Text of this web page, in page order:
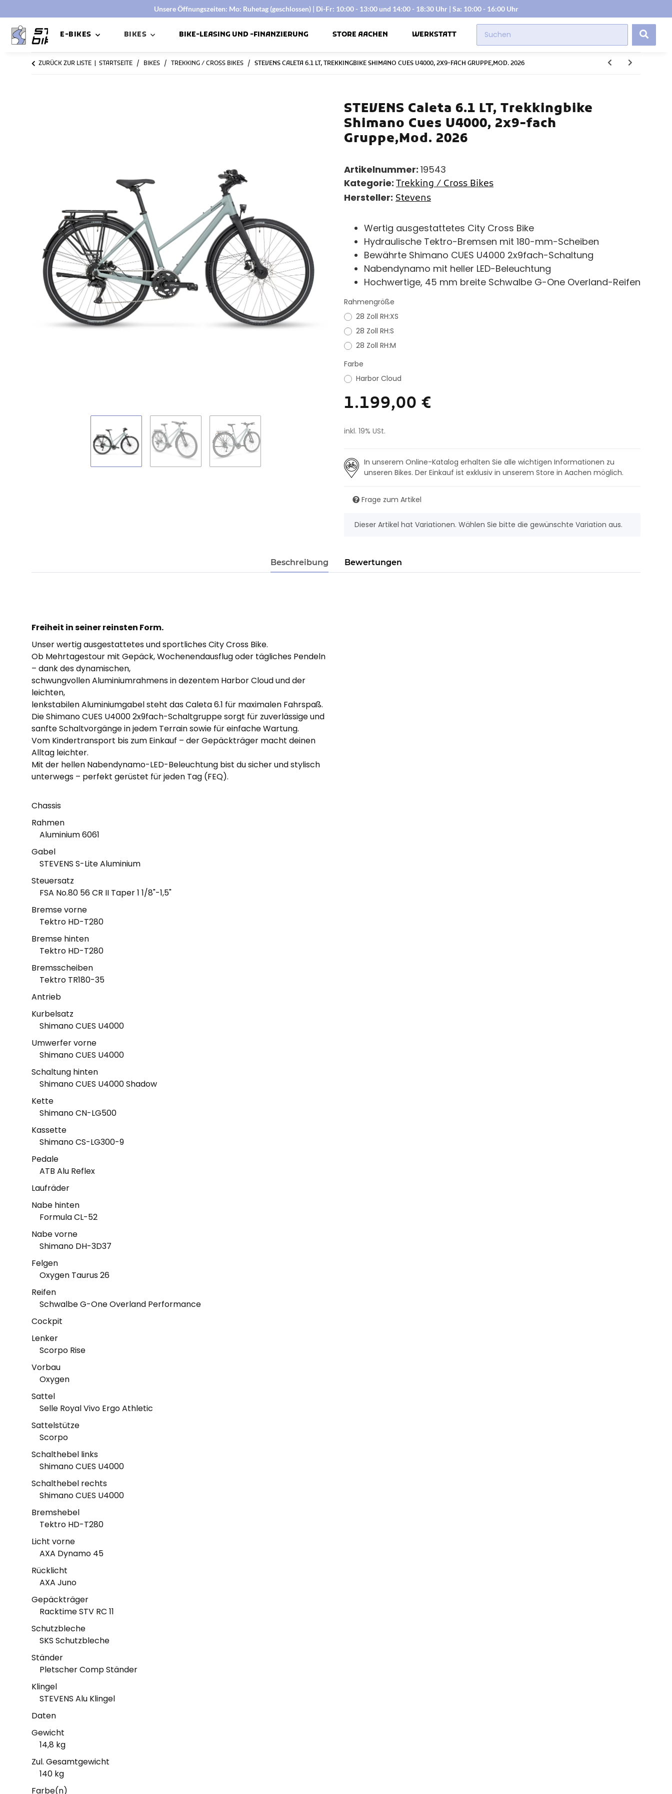
Unsere Öffnungszeiten: Mo: Ruhetag (geschlossen) | Di-Fr: 10:00 - 13:00 und 14:00 - 18:30 Uhr | Sa: 10:00 - 16:00 Uhr
E-BIKES BIKES BIKE-LEASING UND -FINANZIERUNG STORE AACHEN WERKSTATT
ZURÜCK ZUR LISTE STARTSEITE BIKES TREKKING / CROSS BIKES STEVENS CALETA 6.1 LT, TREKKINGBIKE SHIMANO CUES U4000, 2X9-FACH GRUPPE,MOD. 2026
STEVENS Caleta 6.1 LT, Trekkingbike
Shimano Cues U4000, 2x9-fach
Gruppe,Mod. 2026
Artikelnummer: 19543
Kategorie: Trekking / Cross Bikes
Hersteller: Stevens
Wertig ausgestattetes City Cross Bike
Hydraulische Tektro-Bremsen mit 180-mm-Scheiben
Bewährte Shimano CUES U4000 2x9fach-Schaltung
Nabendynamo mit heller LED-Beleuchtung
Hochwertige, 45 mm breite Schwalbe G-One Overland-Reifen
Rahmengröße
28 Zoll RH:XS
28 Zoll RH:S
28 Zoll RH:M
Farbe
Harbor Cloud
1.199,00 €
inkl. 19% USt.
In unserem Online-Katalog erhalten Sie alle wichtigen Informationen zu
unseren Bikes. Der Einkauf ist exklusiv in unserem Store in Aachen möglich.
Frage zum Artikel
x
Dieser Artikel hat Variationen. Wählen Sie bitte die gewünschte Variation aus.
Beschreibung Bewertungen
Freiheit in seiner reinsten Form.
Unser wertig ausgestattetes und sportliches City Cross Bike.
Ob Mehrtagestour mit Gepäck, Wochenendausflug oder tägliches Pendeln
– dank des dynamischen,
schwungvollen Aluminiumrahmens in dezentem Harbor Cloud und der
leichten,
lenkstabilen Aluminiumgabel steht das Caleta 6.1 für maximalen Fahrspaß.
Die Shimano CUES U4000 2x9fach-Schaltgruppe sorgt für zuverlässige und
sanfte Schaltvorgänge in jedem Terrain sowie für einfache Wartung.
Vom Kindertransport bis zum Einkauf – der Gepäckträger macht deinen
Alltag leichter.
Mit der hellen Nabendynamo-LED-Beleuchtung bist du sicher und stylisch
unterwegs – perfekt gerüstet für jeden Tag (FEQ).
Chassis
Rahmen
Aluminium 6061
Gabel
STEVENS S-Lite Aluminium
Steuersatz
FSA No.80 56 CR II Taper 1 1/8"-1,5"
Bremse vorne
Tektro HD-T280
Bremse hinten
Tektro HD-T280
Bremsscheiben
Tektro TR180-35
Antrieb
Kurbelsatz
Shimano CUES U4000
Umwerfer vorne
Shimano CUES U4000
Schaltung hinten
Shimano CUES U4000 Shadow
Kette
Shimano CN-LG500
Kassette
Shimano CS-LG300-9
Pedale
ATB Alu Reflex
Laufräder
Nabe hinten
Formula CL-52
Nabe vorne
Shimano DH-3D37
Felgen
Oxygen Taurus 26
Reifen
Schwalbe G-One Overland Performance
Cockpit
Lenker
Scorpo Rise
Vorbau
Oxygen
Sattel
Selle Royal Vivo Ergo Athletic
Sattelstütze
Scorpo
Schalthebel links
Shimano CUES U4000
Schalthebel rechts
Shimano CUES U4000
Bremshebel
Tektro HD-T280
Licht vorne
AXA Dynamo 45
Rücklicht
AXA Juno
Gepäckträger
Racktime STV RC 11
Schutzbleche
SKS Schutzbleche
Ständer
Pletscher Comp Ständer
Klingel
STEVENS Alu Klingel
Daten
Gewicht
14,8 kg
Zul. Gesamtgewicht
140 kg
Farbe(n)